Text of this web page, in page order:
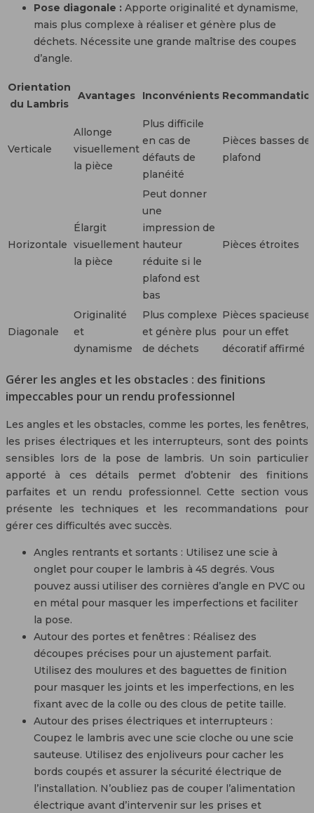
Pose diagonale : Apporte originalité et dynamisme,
mais plus complexe à réaliser et génère plus de
déchets. Nécessite une grande maîtrise des coupes
d’angle.
Orientation
du Lambris
Avantages Inconvénients
Verticale
Allonge
visuellement
la pièce
Plus difficile
en cas de
défauts de
planéité
Pièces basses de
plafond
Horizontale
Élargit
visuellement
la pièce
Peut donner
une
impression de
hauteur
réduite si le
plafond est
bas
Pièces étroites
Diagonale
Originalité
et
dynamisme
Plus complexe
et génère plus
de déchets
Pièces
pour un effet
décoratif affirmé
Gérer les angles et les obstacles : des finitions
impeccables pour un rendu professionnel
Les angles et les obstacles, comme les portes, les fenêtres,
les prises électriques et les interrupteurs, sont des points
sensibles lors de la pose de lambris. Un soin particulier
apporté à ces détails permet d’obtenir des finitions
parfaites et un rendu professionnel. Cette section vous
présente les techniques et les recommandations pour
gérer ces difficultés avec succès.
Angles rentrants et sortants : Utilisez une scie à
onglet pour couper le lambris à 45 degrés. Vous
pouvez aussi utiliser des cornières d’angle en PVC ou
en métal pour masquer les imperfections et faciliter
la pose.
Autour des portes et fenêtres : Réalisez des
découpes précises pour un ajustement parfait.
Utilisez des moulures et des baguettes de finition
pour masquer les joints et les imperfections, en les
fixant avec de la colle ou des clous de petite taille.
Autour des prises électriques et interrupteurs :
Coupez le lambris avec une scie cloche ou une scie
sauteuse. Utilisez des enjoliveurs pour cacher les
bords coupés et assurer la sécurité électrique de
l’installation. N’oubliez pas de couper l’alimentation
électrique avant d’intervenir sur les prises et